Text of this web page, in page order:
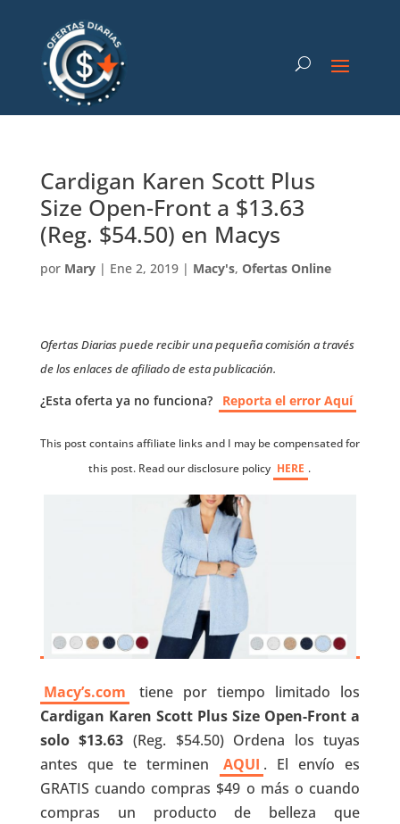
Cardigan Karen Scott Plus
Size Open-Front a $13.63
(Reg. $54.50) en Macys
por Mary| Ene 2, 2019| Macy's, Ofertas Online
Ofertas Diarias puede recibir una pequeña comisión a través
de los enlaces de afiliado de esta publicación.
¿Esta oferta ya no funciona? Reporta el error Aquí
This post contains affiliate links and I may be compensated for
this post. Read our disclosure policy HERE .
Macy’s.com
tiene por tiempo limitado los
Cardigan Karen Scott Plus Size Open-Front a
solo $13.63 (Reg. $54.50) Ordena los tuyas
antes que te terminen
AQUI . El envío es
GRATIS cuando compras $49 o más o cuando
compras un producto de belleza que